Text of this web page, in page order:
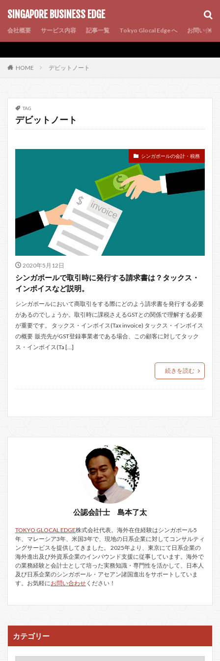
SINGAPORE BUSINESS EDGE
会社概要 サービス内容 記事一覧 Tokyo Glocal Edge へ お問い合わ
HOME デビットノート
TAG
デビットノート
シンガポールの会計・税務
2020年5月12日
シンガポールで取引時に発行する請求書は？タックス・
インボイスなど説明。
シンガポールにおいて商取引をする際にどのよう請求書を発行する必要
があるのでしょうか。取引時に課税さえるGSTとの関係で理解する必要
が重要です。 タックス・インボイス(Tax invoice) タックス・インボイス
の概要 販売先がGST登録事業者である場合、この顧客に対してタック
ス・インボイス(Ta […]
続きを読む
公認会計士 島本了太
TOKYO GLOCAL EDGE株式会社代表。海外在住経験はシンガポール5
年、マレーシア3年、米国3年で、現地の日系企業に対してコンサルティ
ングサービスを提供してきました。 2025年より、東京にて日系企業の
海外進出及び外資系企業のインバウンド支援に従事しています。海外で
の業務経験と会計士として培った実務知識・専門性を活かして、日本人
及び日系企業のシンガポール・アセアン諸国進出をサポートしていま
す。お気軽にお問い合わせ ください！
カテゴリー
AMP SEO PWA